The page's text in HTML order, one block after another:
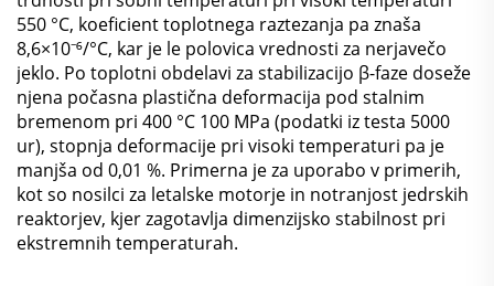
550 °C, koeficient toplotnega raztezanja pa znaša
8,6×10⁻⁶/°C, kar je le polovica vrednosti za nerjavečo
jeklo. Po toplotni obdelavi za stabilizacijo β-faze doseže
njena počasna plastična deformacija pod stalnim
bremenom pri 400 °C 100 MPa (podatki iz testa 5000
ur), stopnja deformacije pri visoki temperaturi pa je
manjša od 0,01 %. Primerna je za uporabo v primerih,
kot so nosilci za letalske motorje in notranjost jedrskih
reaktorjev, kjer zagotavlja dimenzijsko stabilnost pri
ekstremnih temperaturah.